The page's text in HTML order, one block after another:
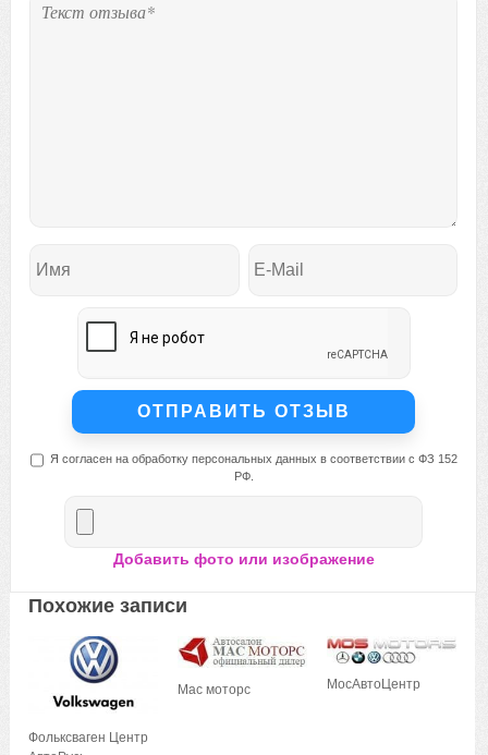
Я согласен на обработку персональных данных в соответствии с ФЗ 152
РФ.
Добавить фото или изображение
Похожие записи
Фольксваген Центр
Мас моторс МосАвтоЦентр